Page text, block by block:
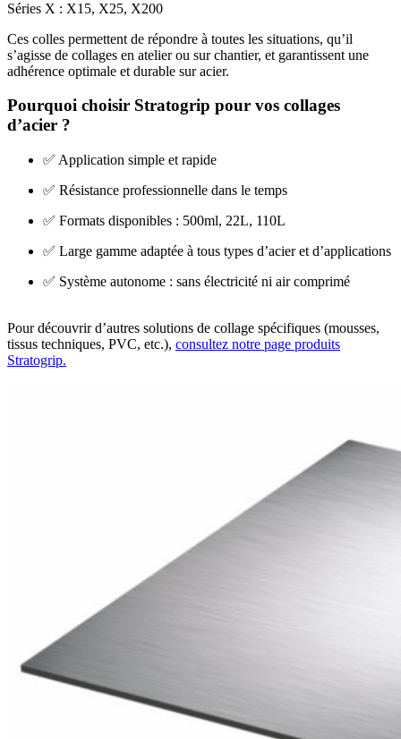
Séries X : X15, X25, X200
Ces colles permettent de répondre à toutes les situations, qu’il
s’agisse de collages en atelier ou sur chantier, et garantissent une
adhérence optimale et durable sur acier.
Pourquoi choisir Stratogrip pour vos collages
d’acier ?
✅ Application simple et rapide
✅ Résistance professionnelle dans le temps
✅ Formats disponibles : 500ml, 22L, 110L
✅ Large gamme adaptée à tous types d’acier et d’applications
✅ Système autonome : sans électricité ni air comprimé
Pour découvrir d’autres solutions de collage spécifiques (mousses,
tissus techniques, PVC, etc.), consultez notre page produits
Stratogrip.